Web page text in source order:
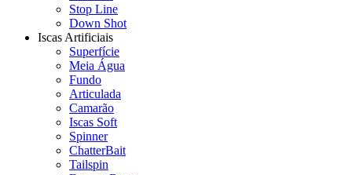
Stop Line
Down Shot
Iscas Artificiais
Superfície
Meia Água
Fundo
Articulada
Camarão
Iscas Soft
Spinner
ChatterBait
Tailspin